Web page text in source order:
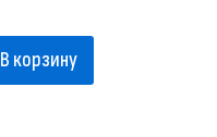
В корзину